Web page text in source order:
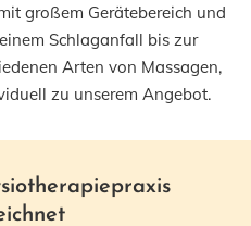
großem Gerätebereich und
Schlaganfall bis zur
Arten von Massagen,
zu unserem Angebot.